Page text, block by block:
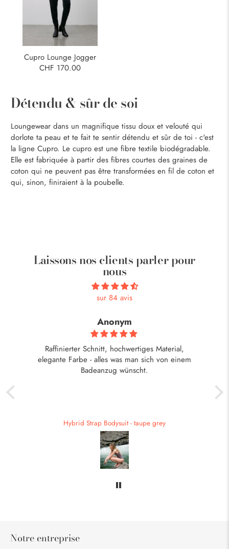
Détendu & sûr de soi
Loungewear dans un magnifique tissu doux et velouté qui
dorlote ta peau et te fait te sentir détendu et sûr de toi - c'est
la ligne Cupro. Le cupro est une fibre textile biodégradable.
Elle est fabriquée à partir des fibres courtes des graines de
coton qui ne peuvent pas être transformées en fil de coton et
qui, sinon, finiraient à la poubelle.
Cupro Lounge Jogger
CHF 170.00
Laissons nos clients parler pour
nous
sur 84 avis
Anonym
Raffinierter Schnitt, hochwertiges Material,
elegante Farbe - alles was man sich von einem
Badeanzug wünscht.
Hybrid Strap Bodysuit - taupe grey
Notre entreprise